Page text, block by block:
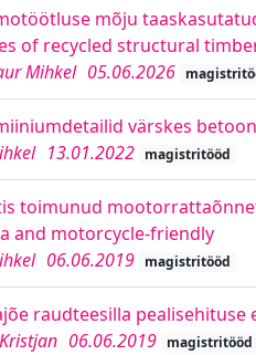
mõju
of recycled structural
Mihkel 05.06.2026
värskes
13.01.2022 magistritööd
toimunud
and motorcycle-friendly
06.06.2019 magistritööd
raudteesilla
06.06.2019 magistritööd